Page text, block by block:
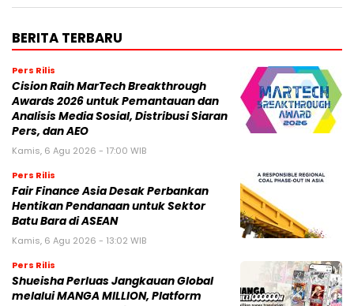
BERITA TERBARU
Pers Rilis
Cision Raih MarTech Breakthrough
Awards 2026 untuk Pemantauan dan
Analisis Media Sosial, Distribusi Siaran
Pers, dan AEO
Kamis, 6 Agu 2026 - 17:00 WIB
Pers Rilis
Fair Finance Asia Desak Perbankan
Hentikan Pendanaan untuk Sektor
Batu Bara di ASEAN
Kamis, 6 Agu 2026 - 13:02 WIB
Pers Rilis
Shueisha Perluas Jangkauan Global
melalui MANGA MILLION, Platform